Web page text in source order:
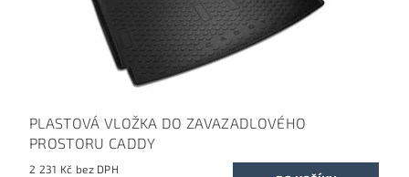
PLASTOVÁ VLOŽKA DO ZAVAZADLOVÉHO
PROSTORU CADDY
2 231 Kč bez DPH